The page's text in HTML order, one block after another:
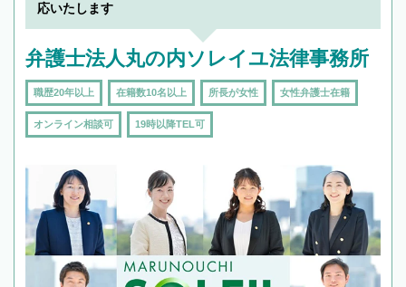
応いたします
弁護士法人丸の内ソレイユ法律事務所
職歴20年以上 在籍数10名以上 所長が女性 女性弁護士在籍
オンライン相談可 19時以降TEL可